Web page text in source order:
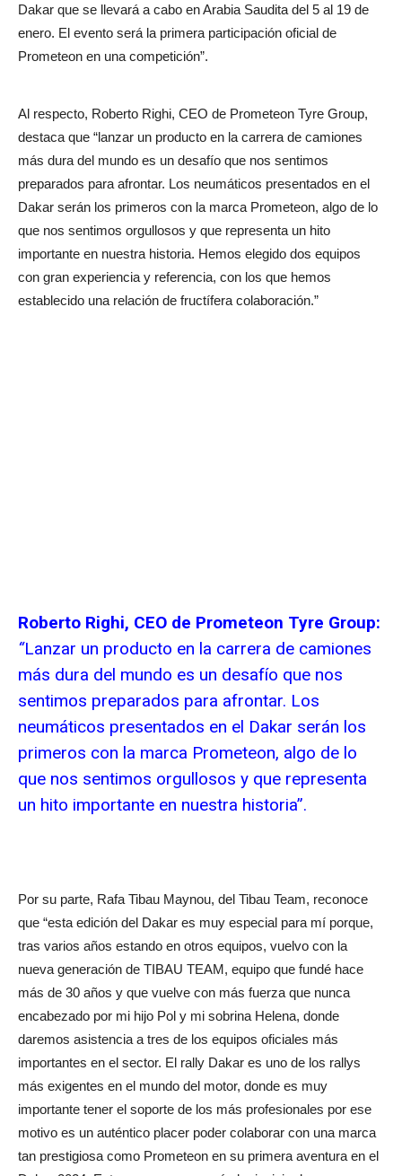
Dakar que se llevará a cabo en Arabia Saudita del 5 al 19 de
enero. El evento será la primera participación oficial de
Prometeon en una competición”.
Al respecto, Roberto Righi, CEO de Prometeon Tyre Group,
destaca que “lanzar un producto en la carrera de camiones
más dura del mundo es un desafío que nos sentimos
preparados para afrontar. Los neumáticos presentados en el
Dakar serán los primeros con la marca Prometeon, algo de lo
que nos sentimos orgullosos y que representa un hito
importante en nuestra historia. Hemos elegido dos equipos
con gran experiencia y referencia, con los que hemos
establecido una relación de fructífera colaboración.”
Roberto Righi, CEO de Prometeon Tyre Group:
“Lanzar un producto en la carrera de camiones
más dura del mundo es un desafío que nos
sentimos preparados para afrontar. Los
neumáticos presentados en el Dakar serán los
primeros con la marca Prometeon, algo de lo
que nos sentimos orgullosos y que representa
un hito importante en nuestra historia”.
Por su parte, Rafa Tibau Maynou, del Tibau Team, reconoce
que “esta edición del Dakar es muy especial para mí porque,
tras varios años estando en otros equipos, vuelvo con la
nueva generación de TIBAU TEAM, equipo que fundé hace
más de 30 años y que vuelve con más fuerza que nunca
encabezado por mi hijo Pol y mi sobrina Helena, donde
daremos asistencia a tres de los equipos oficiales más
importantes en el sector. El rally Dakar es uno de los rallys
más exigentes en el mundo del motor, donde es muy
importante tener el soporte de los más profesionales por ese
motivo es un auténtico placer poder colaborar con una marca
tan prestigiosa como Prometeon en su primera aventura en el